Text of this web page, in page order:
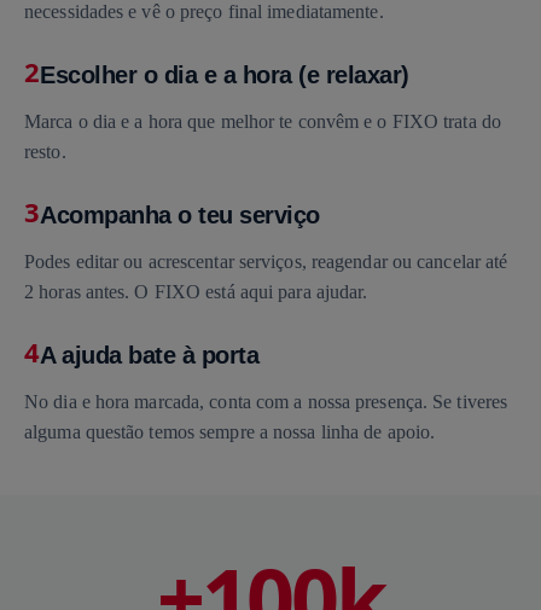
necessidades e vê o preço final imediatamente.
2Escolher o dia e a hora (e relaxar)
Marca o dia e a hora que melhor te convêm e o FIXO trata do
resto.
3Acompanha o teu serviço
Podes editar ou acrescentar serviços, reagendar ou cancelar até
2 horas antes. O FIXO está aqui para ajudar.
4A ajuda bate à porta
No dia e hora marcada, conta com a nossa presença. Se tiveres
alguma questão temos sempre a nossa linha de apoio.